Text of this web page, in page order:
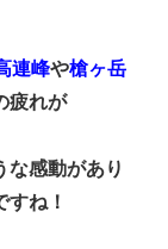
連峰や槍ヶ岳
疲れが
な感動があり
ね！